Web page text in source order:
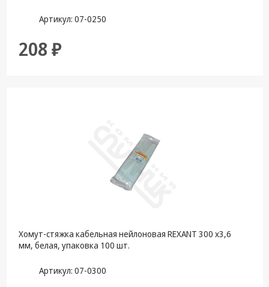
Артикул: 07-0250
208 ₽
Хомут-стяжка кабельная нейлоновая REXANT 300 x3,6
мм, белая, упаковка 100 шт.
Артикул: 07-0300